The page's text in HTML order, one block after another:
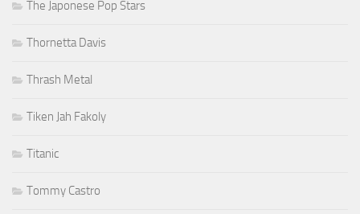
The Japonese Pop Stars
Thornetta Davis
Thrash Metal
Tiken Jah Fakoly
Titanic
Tommy Castro